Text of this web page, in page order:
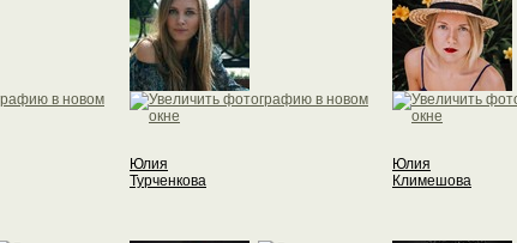
Юлия
Турченкова
Юлия
Климешова